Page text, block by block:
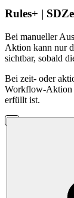
Rules+ |
Bei manueller
Aktion kann nur
sichtbar, sobald
Bei zeit- oder
Workflow-Aktion
erfüllt ist.